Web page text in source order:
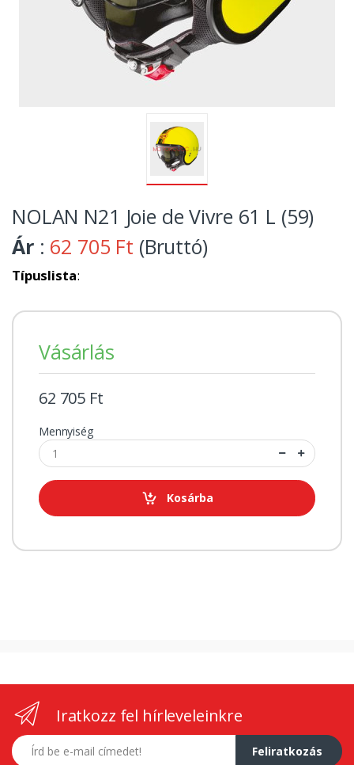
NOLAN N21 Joie de Vivre 61 L (59)
Ár : 62 705 Ft (Bruttó)
Típuslista:
Vásárlás
62 705 Ft
Mennyiség
Kosárba
Iratkozz fel hírleveleinkre
E-mail címed
Feliratkozás